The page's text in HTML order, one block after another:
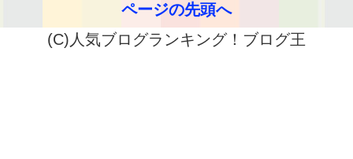
ページの先頭へ
(C)人気ブログランキング！ブログ王